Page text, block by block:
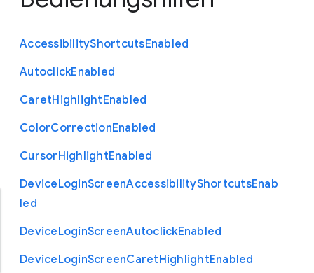
AccessibilityShortcutsEnabled
AutoclickEnabled
CaretHighlightEnabled
ColorCorrectionEnabled
CursorHighlightEnabled
DeviceLoginScreenAccessibilityShortcutsEnab
led
DeviceLoginScreenAutoclickEnabled
DeviceLoginScreenCaretHighlightEnabled